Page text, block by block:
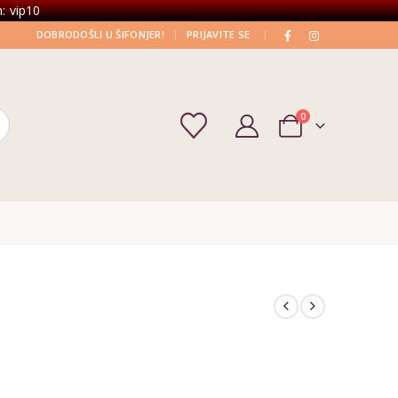
vip10
DOBRODOŠLI U ŠIFONJER! | PRIJAVITE SE |
0